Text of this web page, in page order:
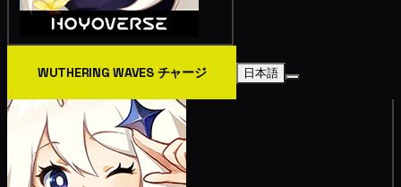
WUTHERING WAVES チャージ 日本語